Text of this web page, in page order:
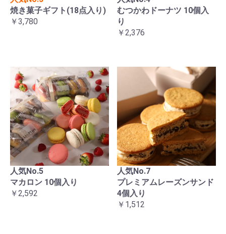
焼き菓子ギフト(18点入り)
￥3,780
むつかわドーナツ 10個入
り
￥2,376
人気No.5
マカロン 10個入り
￥2,592
人気No.7
プレミアムレーズンサンド
4個入り
￥1,512